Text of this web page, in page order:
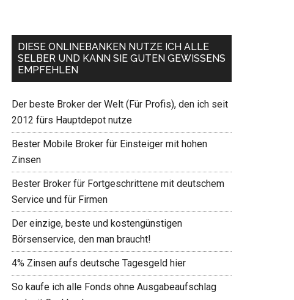
DIESE ONLINEBANKEN NUTZE ICH ALLE
SELBER UND KANN SIE GUTEN GEWISSENS
EMPFEHLEN
Der beste Broker der Welt (Für Profis), den ich seit
2012 fürs Hauptdepot nutze
Bester Mobile Broker für Einsteiger mit hohen
Zinsen
Bester Broker für Fortgeschrittene mit deutschem
Service und für Firmen
Der einzige, beste und kostengünstigen
Börsenservice, den man braucht!
4% Zinsen aufs deutsche Tagesgeld hier
So kaufe ich alle Fonds ohne Ausgabeaufschlag